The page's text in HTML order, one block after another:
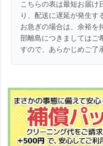
こちらの表は最短お届け
り、配送に遅延が発生す
お急ぎの場合は、余裕を
部離島につきましてはご
すので、あらかじめご了